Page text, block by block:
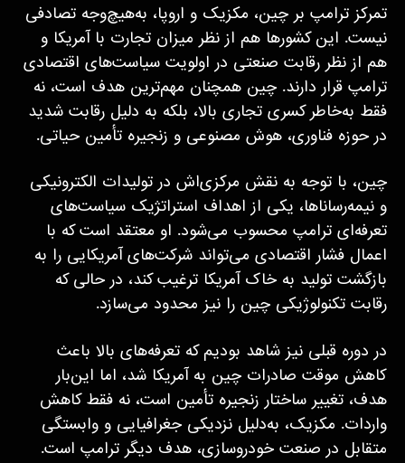
تمرکز ترامپ بر چین، مکزیک و اروپا، به‌هیچ‌وجه تصادفی
نیست. این کشورها هم از نظر میزان تجارت با آمریکا و
هم از نظر رقابت صنعتی در اولویت سیاست‌های اقتصادی
ترامپ قرار دارند. چین همچنان مهم‌ترین هدف است، نه
فقط به‌خاطر کسری تجاری بالا، بلکه به دلیل رقابت شدید
در حوزه فناوری، هوش مصنوعی و زنجیره تأمین حیاتی.
چین، با توجه به نقش مرکزی‌اش در تولیدات الکترونیکی
و نیمه‌رساناها، یکی از اهداف استراتژیک سیاست‌های
تعرفه‌ای ترامپ محسوب می‌شود. او معتقد است که با
اعمال فشار اقتصادی می‌تواند شرکت‌های آمریکایی را به
بازگشت تولید به خاک آمریکا ترغیب کند، در حالی که
رقابت تکنولوژیکی چین را نیز محدود می‌سازد.
در دوره قبلی نیز شاهد بودیم که تعرفه‌های بالا باعث
کاهش موقت صادرات چین به آمریکا شد، اما این‌بار
هدف، تغییر ساختار زنجیره تأمین است، نه فقط کاهش
واردات. مکزیک، به‌دلیل نزدیکی جغرافیایی و وابستگی
متقابل در صنعت خودروسازی، هدف دیگر ترامپ است.